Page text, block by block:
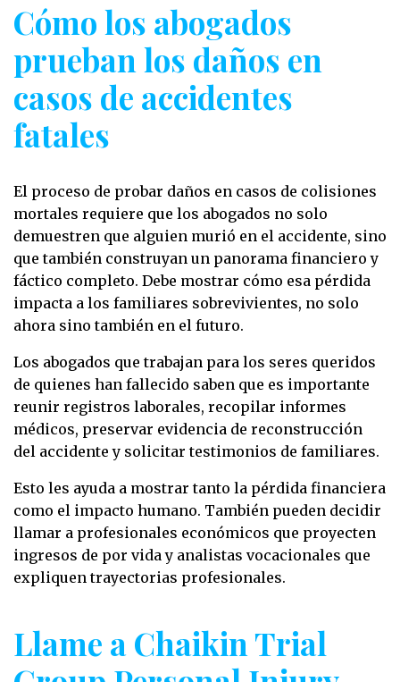
Cómo los abogados
prueban los daños en
casos de accidentes
fatales
El proceso de probar daños en casos de colisiones
mortales requiere que los abogados no solo
demuestren que alguien murió en el accidente, sino
que también construyan un panorama financiero y
fáctico completo. Debe mostrar cómo esa pérdida
impacta a los familiares sobrevivientes, no solo
ahora sino también en el futuro.
Los abogados que trabajan para los seres queridos
de quienes han fallecido saben que es importante
reunir registros laborales, recopilar informes
médicos, preservar evidencia de reconstrucción
del accidente y solicitar testimonios de familiares.
Esto les ayuda a mostrar tanto la pérdida financiera
como el impacto humano. También pueden decidir
llamar a profesionales económicos que proyecten
ingresos de por vida y analistas vocacionales que
expliquen trayectorias profesionales.
Llame a Chaikin Trial